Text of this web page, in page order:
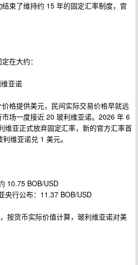
束了维持约 15 年的固定汇率制度，官
在大约：
亚诺
格提供美元，民间实际交易价格早就远
场一度接近 20 玻利维亚诺。2026 年 6
维亚正式放弃固定汇率，新的官方汇率首
维亚诺兑 1 美元。
10.75 BOB/USD
央行公布：11.37 BOB/USD
按货币实际价值计算，玻利维亚诺对美